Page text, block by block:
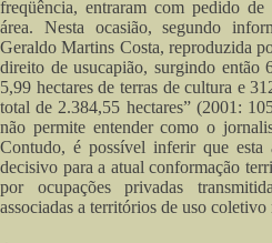
freqüência, entraram com pedido
área. Nesta ocasião, segundo
Geraldo Martins Costa, reproduzida
direito de usucapião, surgindo então
5,99 hectares de terras de cultura e
total de 2.384,55 hectares” (2001:
não permite entender como o
Contudo, é possível inferir que esta
decisivo para a atual conformação
por ocupações privadas
associadas a territórios de uso coletivo